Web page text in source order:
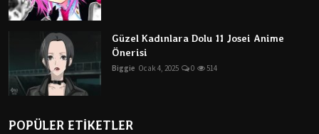
Güzel Kadınlara Dolu 11 Josei Anime
Önerisi
Biggie Ocak 4, 2025 0 514
POPÜLER ETİKETLER